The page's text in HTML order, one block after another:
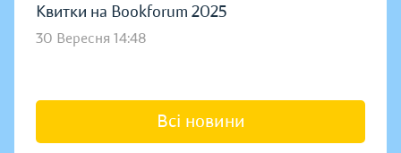
Квитки на Bookforum 2025
30 Вересня 14:48
Всі новини